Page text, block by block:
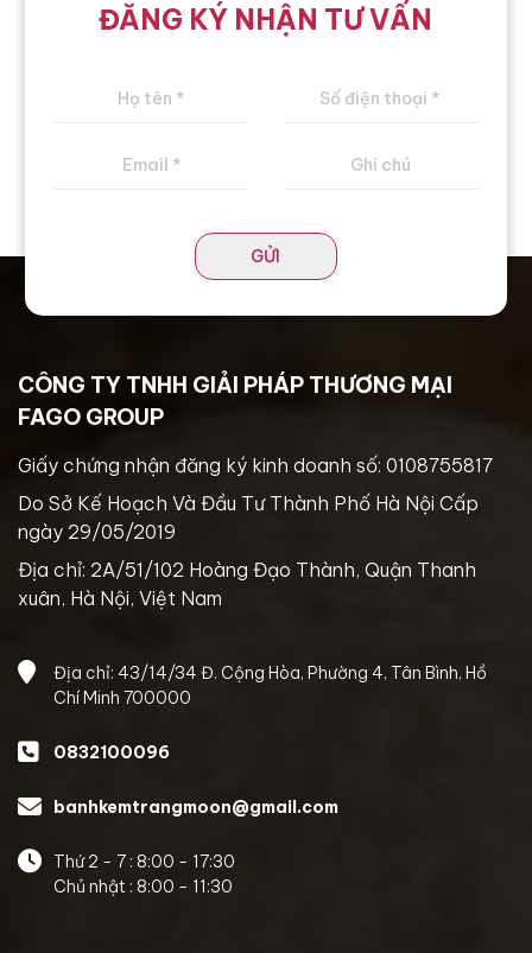
ĐĂNG KÝ NHẬN TƯ VẤN
GỬI
CÔNG TY TNHH GIẢI PHÁP THƯƠNG MẠI
FAGO GROUP
Giấy chứng nhận đăng ký kinh doanh số: 0108755817
Do Sở Kế Hoạch Và Đầu Tư Thành Phố Hà Nội Cấp
ngày 29/05/2019
Địa chỉ: 2A/51/102 Hoàng Đạo Thành, Quận Thanh
xuân, Hà Nội, Việt Nam
Địa chỉ: 43/14/34 Đ. Cộng Hòa, Phường 4, Tân Bình, Hồ
Chí Minh 700000
0832100096
banhkemtrangmoon@gmail.com
Thứ 2 - 7 : 8:00 - 17:30
Chủ nhật : 8:00 - 11:30